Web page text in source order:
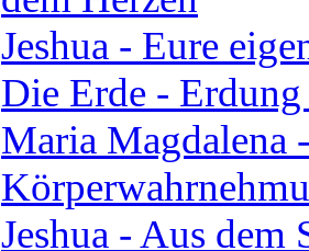
Jeshua - Eure
Die Erde -
Maria Magdalena
Jeshua - Aus dem